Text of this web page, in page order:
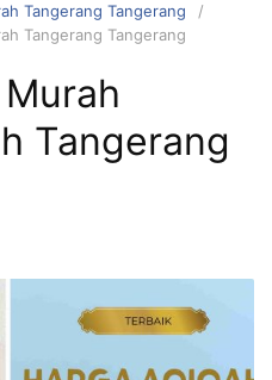
Tangerang Tangerang
Tangerang Tangerang
Tangerang